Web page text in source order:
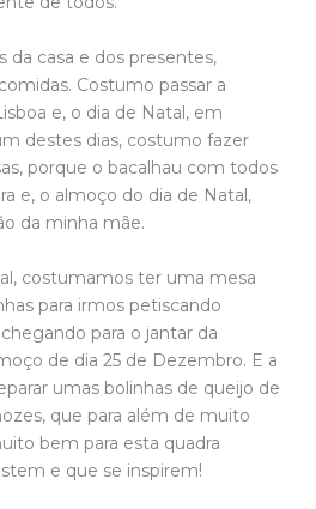
da casa e dos presentes,
Costumo passar a
e, o dia de Natal, em
destes dias, costumo fazer
porque o bacalhau com todos
e, o almoço do dia de Natal,
da minha mãe.
costumamos ter uma mesa
para irmos petiscando
para o jantar da
de dia 25 de Dezembro. E a
umas bolinhas de queijo de
que para além de muito
bem para esta quadra
e que se inspirem!